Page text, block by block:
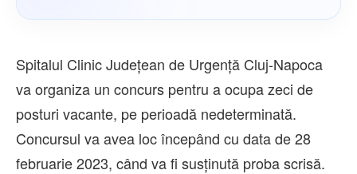
Spitalul Clinic Județean de Urgență Cluj-Napoca
va organiza un concurs pentru a ocupa zeci de
posturi vacante, pe perioadă nedeterminată.
Concursul va avea loc începând cu data de 28
februarie 2023, când va fi susținută proba scrisă.